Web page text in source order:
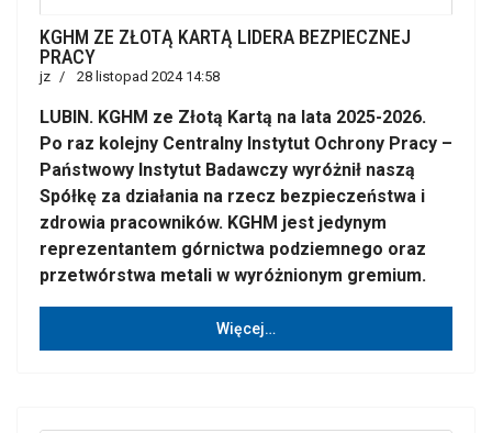
KGHM ZE ZŁOTĄ KARTĄ LIDERA BEZPIECZNEJ
PRACY
jz 28 listopad 2024 14:58
LUBIN. KGHM ze Złotą Kartą na lata 2025-2026.
Po raz kolejny Centralny Instytut Ochrony Pracy –
Państwowy Instytut Badawczy wyróżnił naszą
Spółkę za działania na rzecz bezpieczeństwa i
zdrowia pracowników. KGHM jest jedynym
reprezentantem górnictwa podziemnego oraz
przetwórstwa metali w wyróżnionym gremium.
Więcej…